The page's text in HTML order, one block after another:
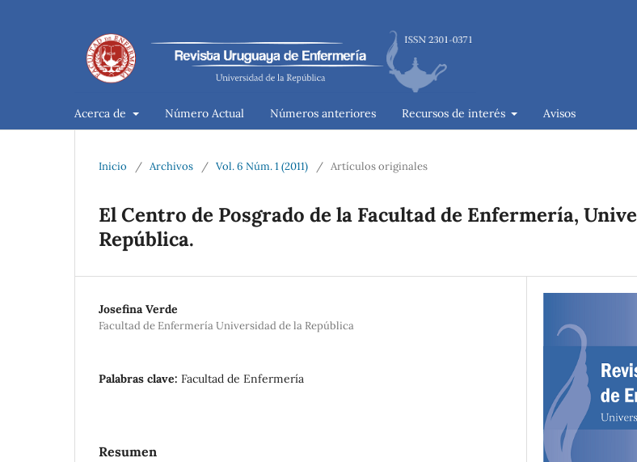
Acerca de Número Actual Números anteriores Recursos de interés Avisos
Inicio / Archivos / Vol. 6 Núm. 1 (2011) / Artículos originales
El Centro de Posgrado de la Facultad de Enfermería,
República.
Josefina Verde
Facultad de Enfermería Universidad de la República
Palabras clave: Facultad de Enfermería
Resumen